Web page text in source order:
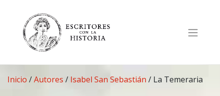
contenido
Inicio /Autores / Isabel San Sebastián / La Temeraria